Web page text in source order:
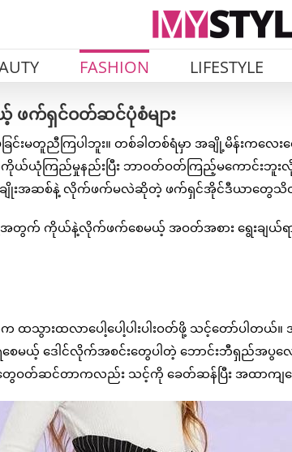
FASHION LIFESTYLE
က်ရှင်ဝတ်ဆင်ပုံစံများ
းမတူညီကြပါဘူး။ တစ်ခါတစ်ရံမှာ အချို့မိန်းကလေး
ယုံကြည်မှုနည်းပြီး ဘာဝတ်ဝတ်ကြည့်မကောင်းဘူး
းအဆစ်နဲ့ လိုက်ဖက်မလဲဆိုတဲ့ ဖက်ရှင်အိုင်ဒီယာတွေသိထာ
က် ကိုယ်နဲ့လိုက်ဖက်စေမယ့် အဝတ်အစား ရွေးချယ်ရာ
းထလာပေါ့ပေါ့ပါးပါးဝတ်ဖို့ သင့်တော်ပါတယ်။
ယ့် ဒေါင်လိုက်အစင်းတွေပါတဲ့ ဘောင်းဘီရှည်အပွလေး
းတွေဝတ်ဆင်တာကလည်း သင့်ကို ခေတ်ဆန်ပြီး အထာကျ